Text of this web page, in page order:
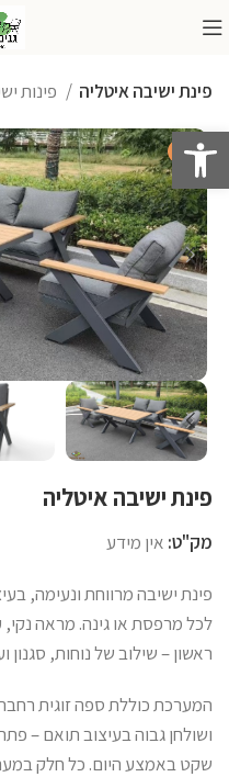
פתח סרגל נגישות
פינת ישיבה איטליה
-39%
פינת ישיבה איטליה
מק"ט: אין מידע
פינת ישיבה מרווחת ונעימה,
לכל מרפסת או גינה. מראה
ראשון – שילוב של נוחות,
המערכת כוללת ספה זוגית
ושולחן גבוה בעיצוב תואם –
שקט באמצע היום. כל חלק